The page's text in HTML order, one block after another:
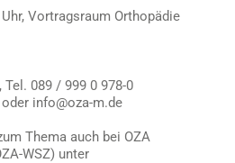
Vortragsraum Orthopädie
Tel. 089 / 999 0 978-0
info@oza-m.de
Thema auch bei OZA
WSZ) unter